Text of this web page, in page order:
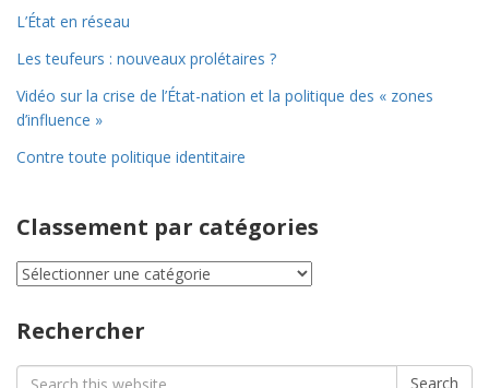
L’État en réseau
Les teufeurs : nouveaux prolétaires ?
Vidéo sur la crise de l’État-nation et la politique des « zones
d’influence »
Contre toute politique identitaire
Classement par catégories
Classement
par
Rechercher
Search
Search